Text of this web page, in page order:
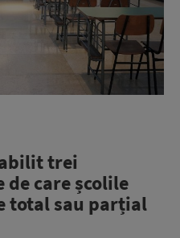
trei
care școlile
total sau parțial